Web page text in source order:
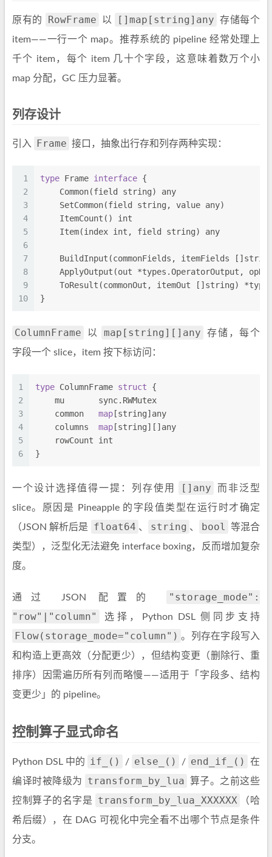
原有的 RowFrame 以 []map[string]any
存储每个
item——一行一个 map。推荐系统的 pipeline 经常处理上
千个 item，每个 item 几十个字段，这意味着数万个小
map 分配，GC 压力显著。
列存设计
引入 Frame 接口，抽象出行存和列存两种实现：
1
2
3
4
5
6
7
8
9
10
type Frame interface {
    Common(field
string) any
    SetCommon(field
string , value any)
    ItemCount()
int
    Item(index
int , field string) any
    BuildInput(commonFields, itemFields []
ApplyOutput(out *types.OperatorOutput,
    ToResult(commonOut, itemOut []
string)
}
ColumnFrame 以 map[string][]any
存储，每个
字段一个 slice，item 按下标访问：
1
2
3
4
5
6
type ColumnFrame struct {
    mu       sync.RWMutex
    common
map [string]any
    columns
map [string][]any
    rowCount
int
}
一个设计选择值得一提：列存使用 []any
而非泛型
slice。原因是 Pineapple 的字段值类型在运行时才确定
（JSON 解析后是
float64 、 string 、 bool
等混合
类型），泛型化无法避免 interface boxing，反而增加复杂
度。
通过 JSON 配置的
"storage_mode":
"row"|"column"
选择，Python DSL 侧同步支持
Flow(storage_mode="column") 。列存在字段写入
和构造上更高效（分配更少），但结构变更（删除行、重
排序）因需遍历所有列而略慢——适用于「字段多、结构
变更少」的 pipeline。
控制算子显式命名
Python DSL 中的 if_() / else_() / end_if_()
在
编译时被降级为
transform_by_lua
算子。之前这些
控制算子的名字是
transform_by_lua_XXXXXX
（哈
希后缀），在 DAG 可视化中完全看不出哪个节点是条件
分支。